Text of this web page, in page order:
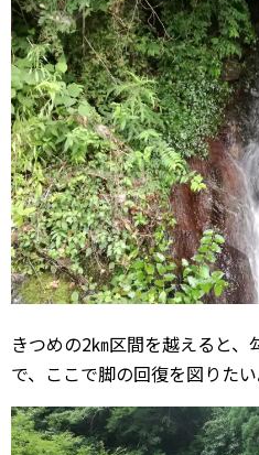
きつめの2㎞区間を越えると
で、ここで脚の回復を図りたい